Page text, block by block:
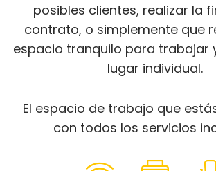
posibles clientes, realizar la
contrato, o simplemente que
espacio tranquilo para trabajar
lugar individual.
El espacio de trabajo que
con todos los servicios